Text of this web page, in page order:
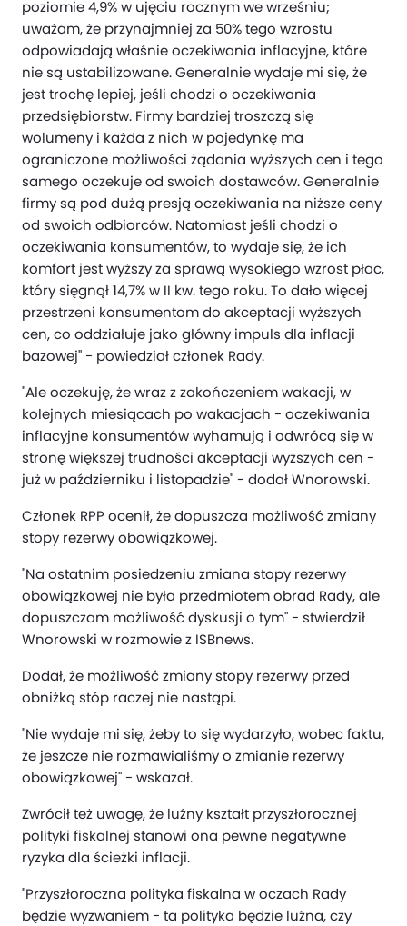
poziomie 4,9% w ujęciu rocznym we wrześniu;
uważam, że przynajmniej za 50% tego wzrostu
odpowiadają właśnie oczekiwania inflacyjne, które
nie są ustabilizowane. Generalnie wydaje mi się, że
jest trochę lepiej, jeśli chodzi o oczekiwania
przedsiębiorstw. Firmy bardziej troszczą się
wolumeny i każda z nich w pojedynkę ma
ograniczone możliwości żądania wyższych cen i tego
samego oczekuje od swoich dostawców. Generalnie
firmy są pod dużą presją oczekiwania na niższe ceny
od swoich odbiorców. Natomiast jeśli chodzi o
oczekiwania konsumentów, to wydaje się, że ich
komfort jest wyższy za sprawą wysokiego wzrost płac,
który sięgnął 14,7% w II kw. tego roku. To dało więcej
przestrzeni konsumentom do akceptacji wyższych
cen, co oddziałuje jako główny impuls dla inflacji
bazowej" - powiedział członek Rady.
"Ale oczekuję, że wraz z zakończeniem wakacji, w
kolejnych miesiącach po wakacjach - oczekiwania
inflacyjne konsumentów wyhamują i odwrócą się w
stronę większej trudności akceptacji wyższych cen -
już w październiku i listopadzie" - dodał Wnorowski.
Członek RPP ocenił, że dopuszcza możliwość zmiany
stopy rezerwy obowiązkowej.
"Na ostatnim posiedzeniu zmiana stopy rezerwy
obowiązkowej nie była przedmiotem obrad Rady, ale
dopuszczam możliwość dyskusji o tym" - stwierdził
Wnorowski w rozmowie z ISBnews.
Dodał, że możliwość zmiany stopy rezerwy przed
obniżką stóp raczej nie nastąpi.
"Nie wydaje mi się, żeby to się wydarzyło, wobec faktu,
że jeszcze nie rozmawialiśmy o zmianie rezerwy
obowiązkowej" - wskazał.
Zwrócił też uwagę, że luźny kształt przyszłorocznej
polityki fiskalnej stanowi ona pewne negatywne
ryzyka dla ścieżki inflacji.
"Przyszłoroczna polityka fiskalna w oczach Rady
będzie wyzwaniem - ta polityka będzie luźna, czy